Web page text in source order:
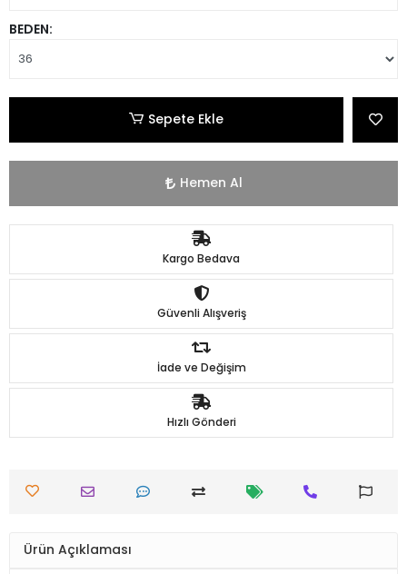
BEDEN:
Sepete Ekle
Hemen Al
Kargo Bedava
Güvenli Alışveriş
İade ve Değişim
Hızlı Gönderi
Ürün Açıklaması